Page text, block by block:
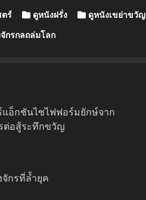
ตร์ ดูหนังฝรั่ง ดูหนังเขย่าขวัญ
กรกลถล่มโลก
แอ็กชันไซไฟฟอร์มยักษ์จาก
ต่อสู้ระทึกขวัญ
จักรที่ล้ำยุค